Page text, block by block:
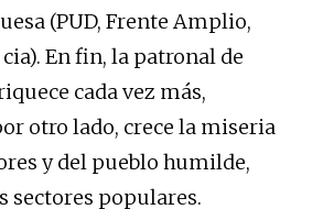
(PUD, Frente Amplio,
En fin, la patronal de
cada vez más,
otro lado, crece la miseria
y del pueblo humilde,
sectores populares.